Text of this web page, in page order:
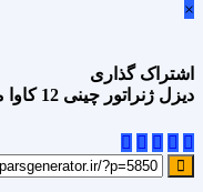
×
اشتراک گذاری
دیزل ژنراتور چینی 12 کاوا مدل GF2-12